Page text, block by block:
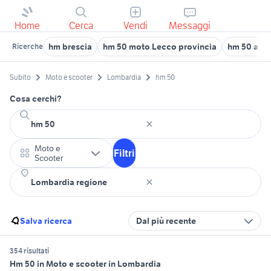
Home Cerca Vendi Messaggi
Ricerche hm brescia hm 50 moto Lecco provincia hm 50 a
Subito Moto e scooter Lombardia hm 50
Cosa cerchi?
Moto e
Scooter
Filtri
Salva ricerca Dal più recente
354 risultati
Hm 50 in Moto e scooter in Lombardia